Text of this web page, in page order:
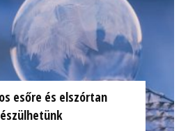
esőre és elszórtan